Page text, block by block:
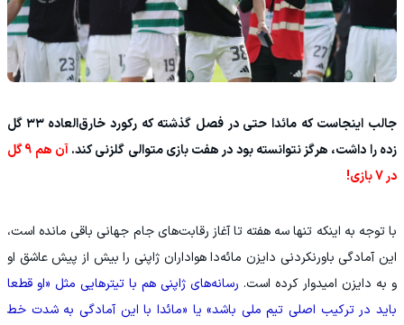
جالب اینجاست که مائدا حتی در فصل گذشته که رکورد خارق‌العاده ۳۳ گل
زده را داشت، هرگز نتوانسته بود در هفت بازی متوالی گلزنی کند.
آن هم 9 گل
در 7 بازی!
‫با توجه به اینکه تنها سه هفته تا آغاز رقابت‌های جام جهانی باقی مانده است،
این آمادگی باورنکردنی دایزن مائه‌دا هواداران ژاپنی را بیش از پیش عاشق او
و به دایزن امیدوار کرده است. رسانه‌های ژاپنی هم با تیترهایی مثل «او قطعا
باید در ترکیب اصلی تیم ملی باشد» یا «مائدا با این آمادگی به شدت خط